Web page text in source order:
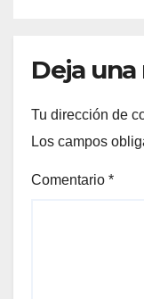
Deja
Tu dirección de
Los campos
Comentario *